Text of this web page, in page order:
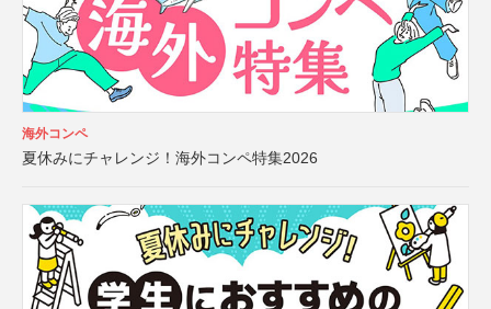
海外コンペ
夏休みにチャレンジ！海外コンペ特集2026